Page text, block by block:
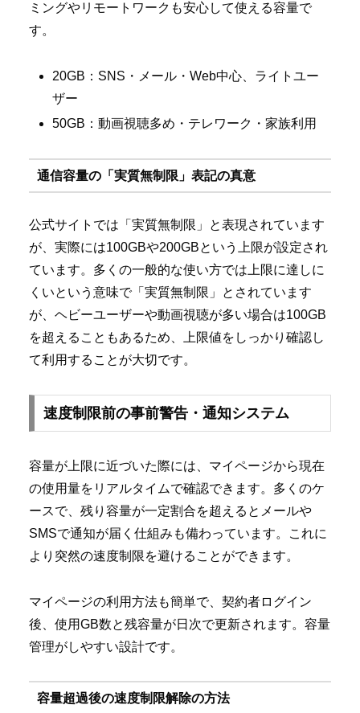
ミングやリモートワークも安心して使える容量で
す。
20GB：SNS・メール・Web中心、ライトユー
ザー
50GB：動画視聴多め・テレワーク・家族利用
通信容量の「実質無制限」表記の真意
公式サイトでは「実質無制限」と表現されています
が、実際には100GBや200GBという上限が設定され
ています。多くの一般的な使い方では上限に達しに
くいという意味で「実質無制限」とされています
が、ヘビーユーザーや動画視聴が多い場合は100GB
を超えることもあるため、上限値をしっかり確認し
て利用することが大切です。
速度制限前の事前警告・通知システム
容量が上限に近づいた際には、マイページから現在
の使用量をリアルタイムで確認できます。多くのケ
ースで、残り容量が一定割合を超えるとメールや
SMSで通知が届く仕組みも備わっています。これに
より突然の速度制限を避けることができます。
マイページの利用方法も簡単で、契約者ログイン
後、使用GB数と残容量が日次で更新されます。容量
管理がしやすい設計です。
容量超過後の速度制限解除の方法